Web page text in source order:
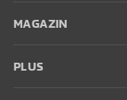
MAGAZIN
PLUS